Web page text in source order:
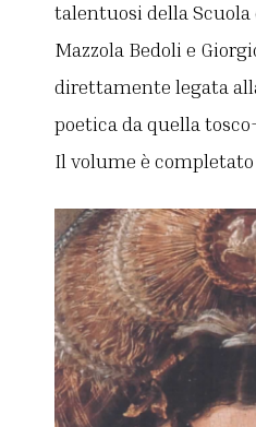
talentuosi della
Mazzola Bedoli e
direttamente legata
poetica da quella
Il volume è